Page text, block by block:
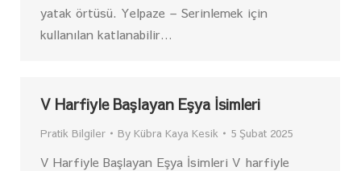
yatak örtüsü. Yelpaze – Serinlemek için
kullanılan katlanabilir…
V Harfiyle Başlayan Eşya İsimleri
Pratik Bilgiler By Kübra Kaya Kesik 5 Şubat 2025
V Harfiyle Başlayan Eşya İsimleri V harfiyle